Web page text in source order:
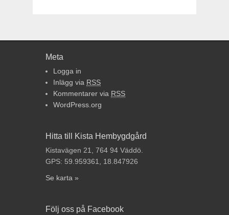
Meta
Logga in
Inlägg via RSS
Kommentarer via RSS
WordPress.org
Hitta till Kista Hembygdgård
Kistavägen 21, 764 94 Väddö.
GPS: 59.959361, 18.847926
Se karta »
Följ oss på Facebook